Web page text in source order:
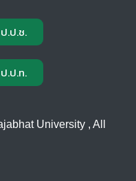
.ป.ช.
.ป.ท.
University , All